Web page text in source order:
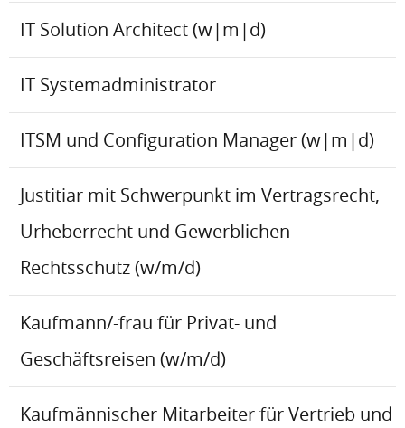
IT Solution Architect (w|m|d)
IT Systemadministrator
ITSM und Configuration Manager (w|m|d)
Justitiar mit Schwerpunkt im Vertragsrecht,
Urheberrecht und Gewerblichen
Rechtsschutz (w/m/d)
Kaufmann/-frau für Privat- und
Geschäftsreisen (w/m/d)
Kaufmännischer Mitarbeiter für Vertrieb und